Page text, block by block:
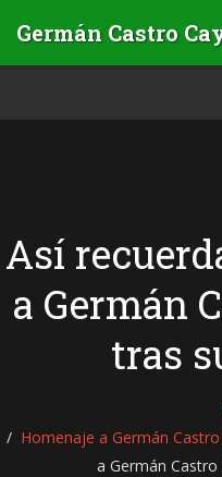
Así
a Germán
tras
Homenaje a Germán
a Germán